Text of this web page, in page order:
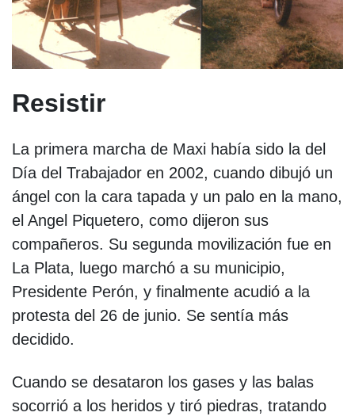
Resistir
La primera marcha de Maxi había sido la del
Día del Trabajador en 2002, cuando dibujó un
ángel con la cara tapada y un palo en la mano,
el Angel Piquetero, como dijeron sus
compañeros. Su segunda movilización fue en
La Plata, luego marchó a su municipio,
Presidente Perón, y finalmente acudió a la
protesta del 26 de junio. Se sentía más
decidido.
Cuando se desataron los gases y las balas
socorrió a los heridos y tiró piedras, tratando